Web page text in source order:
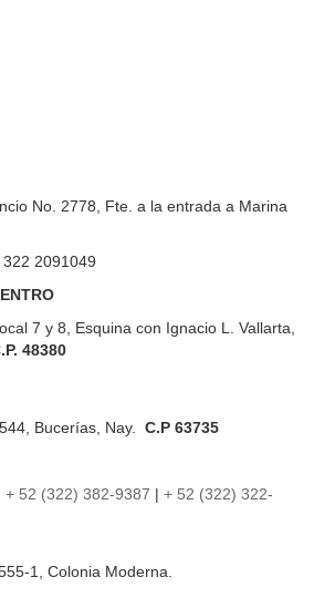
No. 2778, Fte. a la entrada a Marina
2091049
7 y 8, Esquina con Ignacio L. Vallarta,
48380
Bucerías, Nay. C.P 63735
+ 52 (322) 382-9387 | + 52 (322) 322-
1, Colonia Moderna.